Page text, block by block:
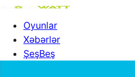
Oyunlar
Xəbərlər
ŞeşBeş